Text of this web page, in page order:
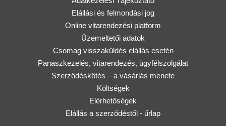
Elállási és felmondási jog
Online vitarendezési platform
Üzemeltetői adatok
Csomag visszaküldés elállás esetén
Panaszkezelés, vitarendezés, ügyfélszolgálat
Szerződéskötés – a vásárlás menete
Költségek
Elérhetőségek
Elállás a szerződéstől - űrlap